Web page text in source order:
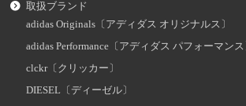
取扱ブランド
adidas Originals〔アディダス オリジナルス〕
adidas Performance〔アディダス パフォーマンス
clckr〔クリッカー〕
DIESEL〔ディーゼル〕